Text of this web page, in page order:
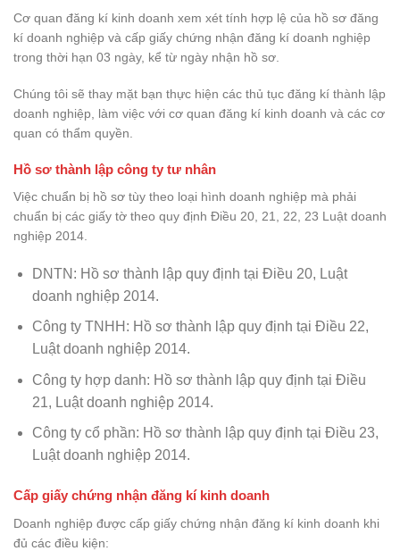
Cơ quan đăng kí kinh doanh xem xét tính hợp lệ của hồ sơ đăng
kí doanh nghiệp và cấp giấy chứng nhận đăng kí doanh nghiệp
trong thời hạn 03 ngày, kể từ ngày nhận hồ sơ.
Chúng tôi sẽ thay mặt bạn thực hiện các thủ tục đăng kí thành lập
doanh nghiệp, làm việc với cơ quan đăng kí kinh doanh và các cơ
quan có thẩm quyền.
Hồ sơ thành lập công ty tư nhân
Việc chuẩn bị hồ sơ tùy theo loại hình doanh nghiệp mà phải
chuẩn bị các giấy tờ theo quy định Điều 20, 21, 22, 23 Luật doanh
nghiệp 2014.
DNTN: Hồ sơ thành lập quy định tại Điều 20, Luật
doanh nghiệp 2014.
Công ty TNHH: Hồ sơ thành lập quy định tại Điều 22,
Luật doanh nghiệp 2014.
Công ty hợp danh: Hồ sơ thành lập quy định tại Điều
21, Luật doanh nghiệp 2014.
Công ty cổ phần: Hồ sơ thành lập quy định tại Điều 23,
Luật doanh nghiệp 2014.
Cấp giấy chứng nhận đăng kí kinh doanh
Doanh nghiệp được cấp giấy chứng nhận đăng kí kinh doanh khi
đủ các điều kiện: